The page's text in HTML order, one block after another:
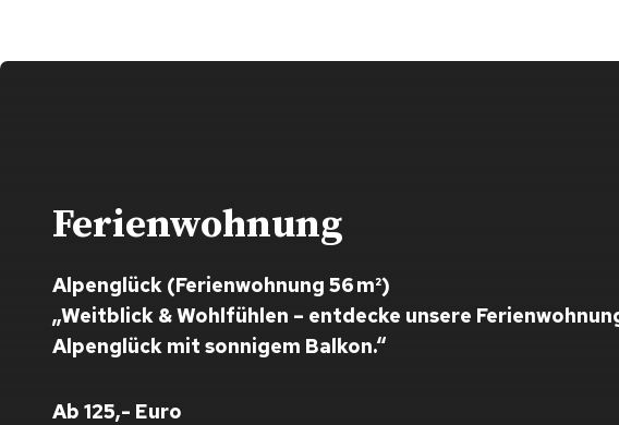
Ferienwohnung
Alpenglück (Ferienwohnung 56 m²)
„Weitblick & Wohlfühlen – entdecke unsere
Alpenglück mit sonnigem Balkon.“
Ab 125,- Euro